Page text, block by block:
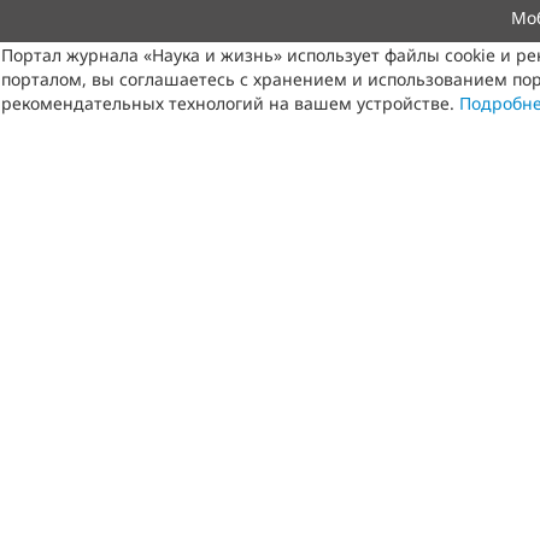
Портал журнала «Наука и жизнь» использует файлы cookie и
порталом, вы соглашаетесь с хранением и использованием
рекомендательных технологий на вашем устройстве.